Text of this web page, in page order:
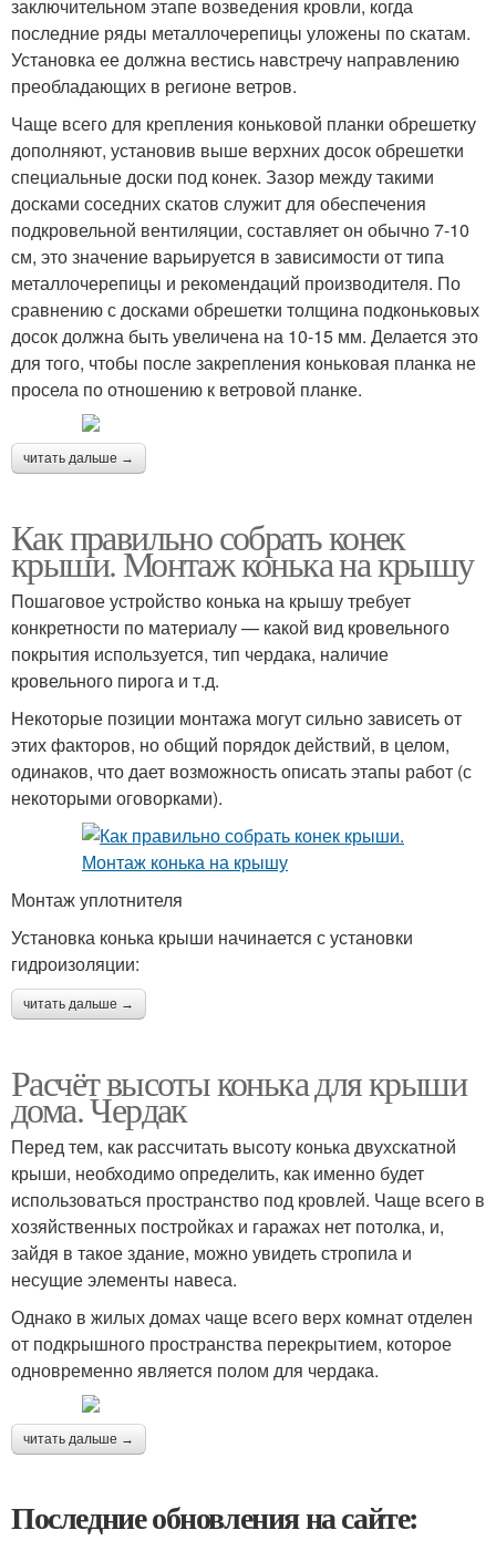
заключительном этапе возведения кровли, когда
последние ряды металлочерепицы уложены по скатам.
Установка ее должна вестись навстречу направлению
преобладающих в регионе ветров.
Чаще всего для крепления коньковой планки обрешетку
дополняют, установив выше верхних досок обрешетки
специальные доски под конек. Зазор между такими
досками соседних скатов служит для обеспечения
подкровельной вентиляции, составляет он обычно 7-10
см, это значение варьируется в зависимости от типа
металлочерепицы и рекомендаций производителя. По
сравнению с досками обрешетки толщина подконьковых
досок должна быть увеличена на 10-15 мм. Делается это
для того, чтобы после закрепления коньковая планка не
просела по отношению к ветровой планке.
читать дальше →
Как правильно собрать конек
крыши. Монтаж конька на крышу
Пошаговое устройство конька на крышу требует
конкретности по материалу — какой вид кровельного
покрытия используется, тип чердака, наличие
кровельного пирога и т.д.
Некоторые позиции монтажа могут сильно зависеть от
этих факторов, но общий порядок действий, в целом,
одинаков, что дает возможность описать этапы работ (с
некоторыми оговорками).
Монтаж уплотнителя
Установка конька крыши начинается с установки
гидроизоляции:
читать дальше →
Расчёт высоты конька для крыши
дома. Чердак
Перед тем, как рассчитать высоту конька двухскатной
крыши, необходимо определить, как именно будет
использоваться пространство под кровлей. Чаще всего в
хозяйственных постройках и гаражах нет потолка, и,
зайдя в такое здание, можно увидеть стропила и
несущие элементы навеса.
Однако в жилых домах чаще всего верх комнат отделен
от подкрышного пространства перекрытием, которое
одновременно является полом для чердака.
читать дальше →
Последние обновления на сайте: